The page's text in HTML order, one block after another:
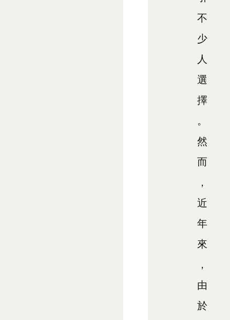
不
少
人
選
擇
。
然
而
，
近
年
來
，
由
於